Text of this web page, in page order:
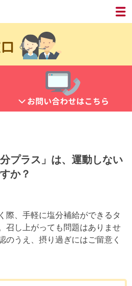
お問い合わせはこちら
プラス」は、運動しない
か？
際、手軽に塩分補給ができるタ
召し上がっても問題はありませ
のうえ、摂り過ぎにはご留意く